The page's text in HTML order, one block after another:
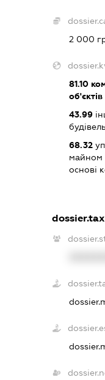
2 000
81.10
об'єктів
43.99
68.32
майном
основі
dossier.tax